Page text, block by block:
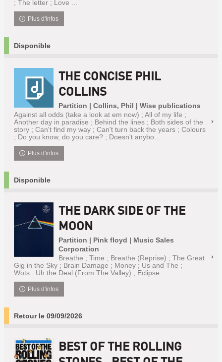
; The letter ; Love ...
Plus d'infos
Disponible
THE CONCISE PHIL
COLLINS
Partition | Collins, Phil | Wise publications
Against all odds (take a look at em now) ; All of my life ;
Another day in paradise ; Behind the lines ; Both sides of the
story ; Can't find my way ; Can't turn back the years ; Colours
; Do you know, do you care? ; Doesn't anybo...
Plus d'infos
Disponible
THE DARK SIDE OF THE
MOON
Partition | Pink floyd | Music Sales
Corporation
Breathe ; Time ; Breathe (Reprise) ; The Great
Gig in the Sky ; Brain Damage ; Money ; Us and The ;
Wots...Uh the Deal (From The Valley) ; Eclipse
Plus d'infos
Retour le 09/09/2026
BEST OF THE ROLLING